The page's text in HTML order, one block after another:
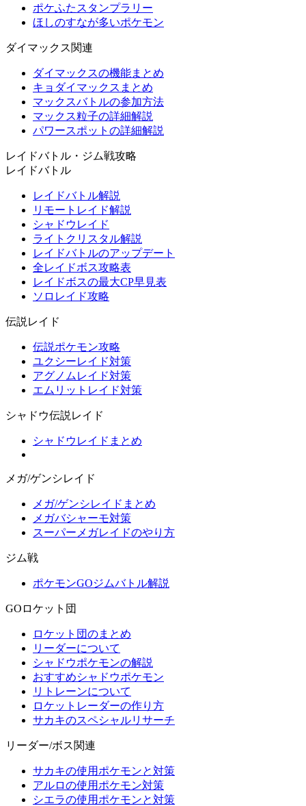
ポケふたスタンプラリー
ほしのすなが多いポケモン
ダイマックス関連
ダイマックスの機能まとめ
キョダイマックスまとめ
マックスバトルの参加方法
マックス粒子の詳細解説
パワースポットの詳細解説
レイドバトル・ジム戦攻略
レイドバトル
レイドバトル解説
リモートレイド解説
シャドウレイド
ライトクリスタル解説
レイドバトルのアップデート
全レイドボス攻略表
レイドボスの最大CP早見表
ソロレイド攻略
伝説レイド
伝説ポケモン攻略
ユクシーレイド対策
アグノムレイド対策
エムリットレイド対策
シャドウ伝説レイド
シャドウレイドまとめ
メガ/ゲンシレイド
メガ/ゲンシレイドまとめ
メガバシャーモ対策
スーパーメガレイドのやり方
ジム戦
ポケモンGOジムバトル解説
GOロケット団
ロケット団のまとめ
リーダーについて
シャドウポケモンの解説
おすすめシャドウポケモン
リトレーンについて
ロケットレーダーの作り方
サカキのスペシャルリサーチ
リーダー/ボス関連
サカキの使用ポケモンと対策
アルロの使用ポケモン対策
シエラの使用ポケモンと対策